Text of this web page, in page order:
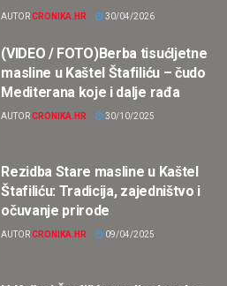
AUTORCRONIKA.HR 30/04/2026
(VIDEO / FOTO)Berba tisućljetne
masline u Kaštel Štafiliću – čudo
Mediterana koje i dalje rađa
AUTORCRONIKA.HR 30/10/2025
Rezidba Stare masline u Kaštel
Štafiliću: Tradicija, zajedništvo i
očuvanje prirode
AUTORCRONIKA.HR 09/04/2025